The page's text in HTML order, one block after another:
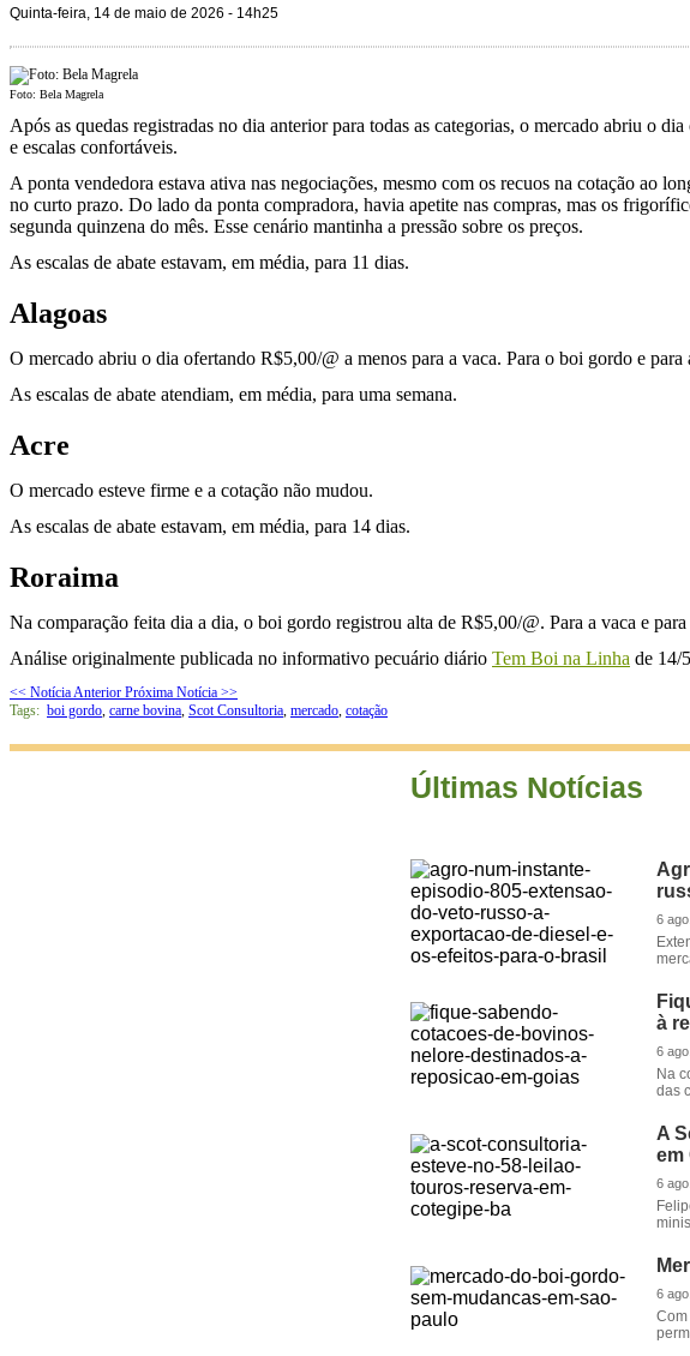
Quinta-feira, 14 de maio de 2026 - 14h25
Foto: Bela Magrela
Após as quedas registradas no dia anterior para todas as categorias, o mercado abriu o
e escalas confortáveis.
A ponta vendedora estava ativa nas negociações, mesmo com os recuos na cotação ao
no curto prazo. Do lado da ponta compradora, havia apetite nas compras, mas os
segunda quinzena do mês. Esse cenário mantinha a pressão sobre os preços.
As escalas de abate estavam, em média, para 11 dias.
Alagoas
O mercado abriu o dia ofertando R$5,00/@ a menos para a vaca. Para o boi gordo e
As escalas de abate atendiam, em média, para uma semana.
Acre
O mercado esteve firme e a cotação não mudou.
As escalas de abate estavam, em média, para 14 dias.
Roraima
Na comparação feita dia a dia, o boi gordo registrou alta de R$5,00/@. Para a vaca e
Análise originalmente publicada no informativo pecuário diário Tem Boi na Linha de 14/
<< Notícia Anterior Próxima Notícia >>
Tags: boi gordo carne bovina Scot Consultoria mercado cotação
Últimas Notícias
6
à
6
Na
das
A
em
6
6